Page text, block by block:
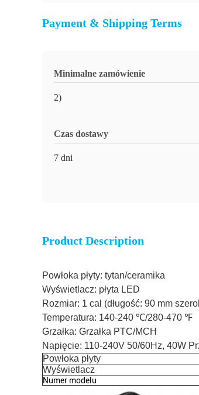
Payment & Shipping Terms
Minimalne zamówienie
2)
Czas dostawy
7 dni
Product Description
Powłoka płyty: tytan/ceramika
Wyświetlacz: płyta LED
Rozmiar: 1 cal (długość: 90 mm
Temperatura: 140-240 ℃/280-470 ℉
Grzałka: Grzałka PTC/MCH
Napięcie: 110-240V 50/60Hz, 40W
Powłoka płyty
Wyświetlacz
Numer modelu